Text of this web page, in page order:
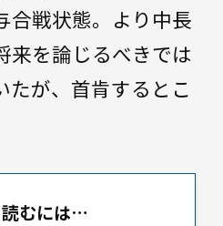
合戦状態。より中長
来を論じるべきでは
たが、首肯するとこ
むには…